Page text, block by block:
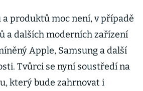
a produktů moc není, v případě
a dalších moderních zařízení
Apple, Samsung a další
Tvůrci se nyní soustředí na
který bude zahrnovat i